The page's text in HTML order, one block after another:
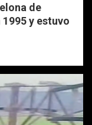
de
y estuvo